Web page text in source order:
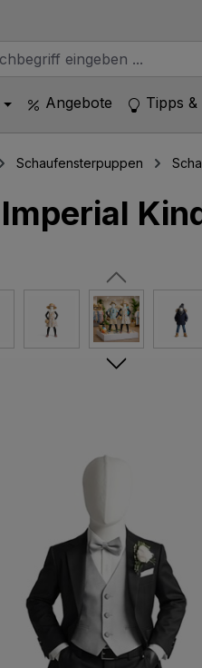
Angebote Tipps &
Schaufensterpuppen
Imperial